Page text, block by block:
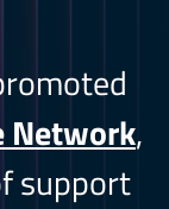
Network,
support